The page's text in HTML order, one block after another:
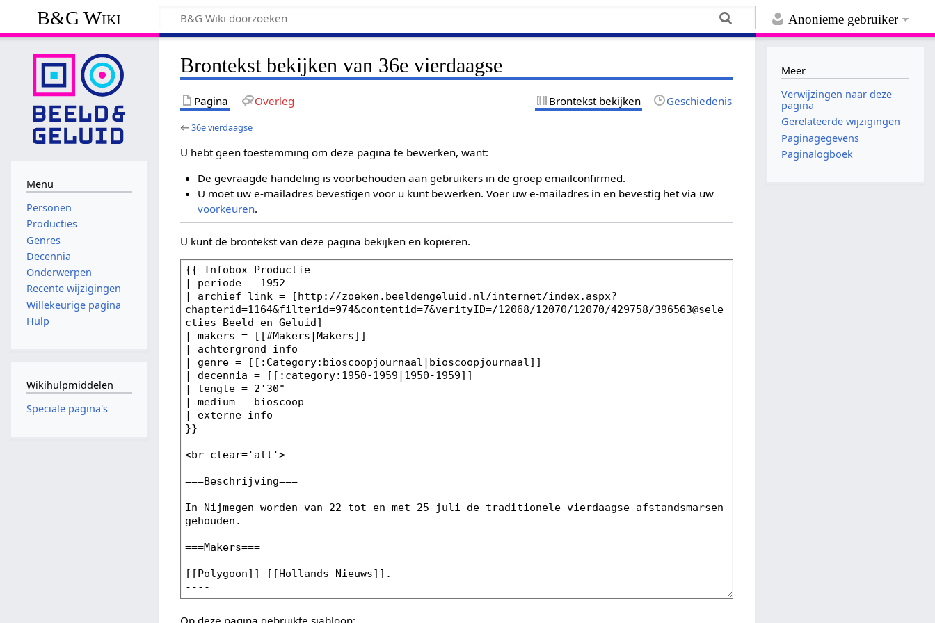
Anonieme gebruiker
B&G Wiki
Brontekst bekijken van 36e vierdaagse
Pagina Overleg Brontekst bekijken Geschiedenis
←36e vierdaagse
U hebt geen toestemming om deze pagina te bewerken, want:
De gevraagde handeling is voorbehouden aan gebruikers in de groep emailconfirmed.
U moet uw e-mailadres bevestigen voor u kunt bewerken. Voer uw e-mailadres in en bevestig het via uw
voorkeuren.
U kunt de brontekst van deze pagina bekijken en kopiëren.
Op deze pagina gebruikte sjabloon:
Menu
Personen
Producties
Genres
Decennia
Onderwerpen
Recente wijzigingen
Willekeurige pagina
Hulp
Wikihulpmiddelen
Speciale pagina's
Meer
Verwijzingen naar deze
pagina
Gerelateerde wijzigingen
Paginagegevens
Paginalogboek